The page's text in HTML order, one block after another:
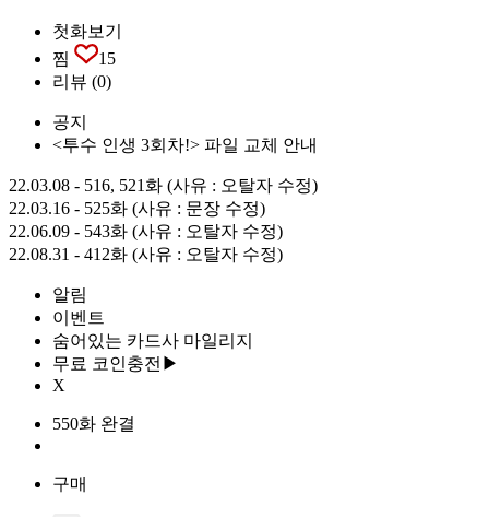
첫화보기
찜
15
리뷰 (0)
공지
<투수 인생 3회차!> 파일 교체 안내
22.03.08 - 516, 521화 (사유 : 오탈자 수정)
22.03.16 - 525화 (사유 : 문장 수정)
22.06.09 - 543화 (사유 : 오탈자 수정)
22.08.31 - 412화 (사유 : 오탈자 수정)
알림
이벤트
숨어있는 카드사 마일리지
무료 코인충전▶
X
550화 완결
구매